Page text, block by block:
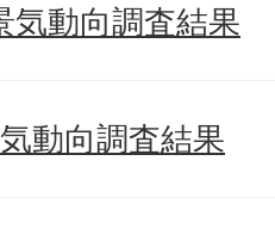
気動向調査結果
動向調査結果